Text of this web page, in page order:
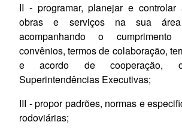
II - programar, planejar e
obras e serviços na sua
acompanhando o
convênios, termos de colaboração,
e acordo de cooperação,
Superintendências Executivas;
III - propor padrões, normas e
rodoviárias;